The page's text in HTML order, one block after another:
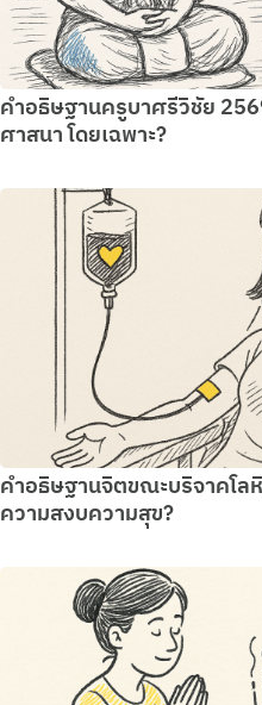
คำอธิษฐานครูบาศรีวิชัย
ศาสนา โดยเฉพาะ?
คำอธิษฐานจิตขณะบริจาคโล
ความสงบความสุข?